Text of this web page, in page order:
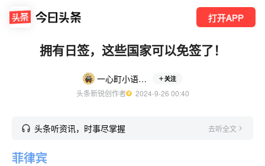
打开APP
拥有日签，这些国家可以免签了！
一心町小语种语培留学 关注
头条新锐创作者
  2024-9-26 00:40
头条听资讯，时事尽掌握 去听全文
菲律宾